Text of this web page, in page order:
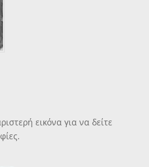
εικόνα για να δείτε